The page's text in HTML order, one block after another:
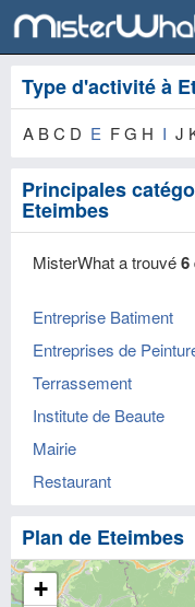
Type d'activité à
A B C D E F G H I J
Principales
Eteimbes
MisterWhat a trouvé6
Entreprise Batiment
Entreprises de
Terrassement
Institute de Beaute
Mairie
Restaurant
Plan de Eteimbes
+